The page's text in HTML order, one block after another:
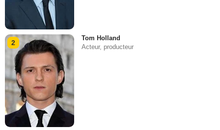
2
Tom Holland
Acteur, producteur